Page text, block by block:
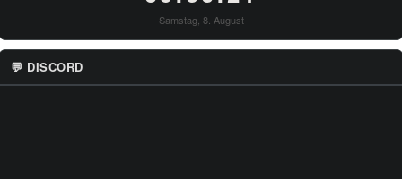
Samstag, 8. August
💬 DISCORD